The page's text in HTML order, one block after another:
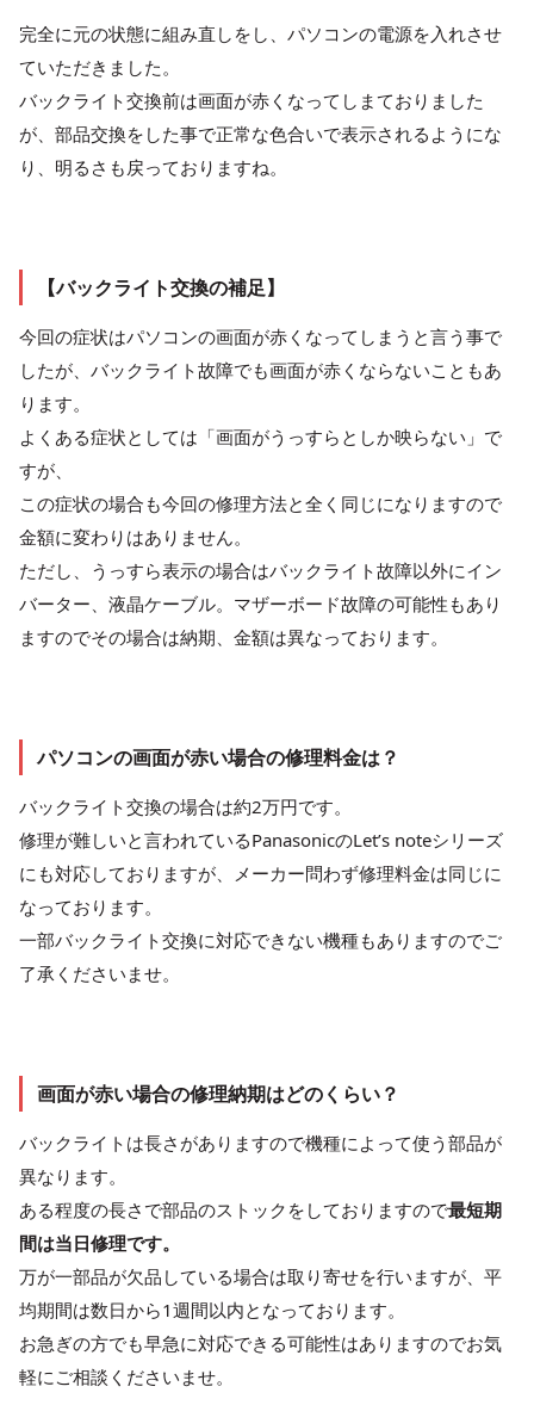
完全に元の状態に組み直しをし、パソコンの電源を入れさせ
ていただきました。
バックライト交換前は画面が赤くなってしまておりました
が、部品交換をした事で正常な色合いで表示されるようにな
り、明るさも戻っておりますね。
【バックライト交換の補足】
今回の症状はパソコンの画面が赤くなってしまうと言う事で
したが、バックライト故障でも画面が赤くならないこともあ
ります。
よくある症状としては「画面がうっすらとしか映らない」で
すが、
この症状の場合も今回の修理方法と全く同じになりますので
金額に変わりはありません。
ただし、うっすら表示の場合はバックライト故障以外にイン
バーター、液晶ケーブル。マザーボード故障の可能性もあり
ますのでその場合は納期、金額は異なっております。
パソコンの画面が赤い場合の修理料金は？
バックライト交換の場合は約2万円です。
修理が難しいと言われているPanasonicのLet’s noteシリーズ
にも対応しておりますが、メーカー問わず修理料金は同じに
なっております。
一部バックライト交換に対応できない機種もありますのでご
了承くださいませ。
画面が赤い場合の修理納期はどのくらい？
バックライトは長さがありますので機種によって使う部品が
異なります。
ある程度の長さで部品のストックをしておりますので最短期
間は当日修理です。
万が一部品が欠品している場合は取り寄せを行いますが、平
均期間は数日から1週間以内となっております。
お急ぎの方でも早急に対応できる可能性はありますのでお気
軽にご相談くださいませ。